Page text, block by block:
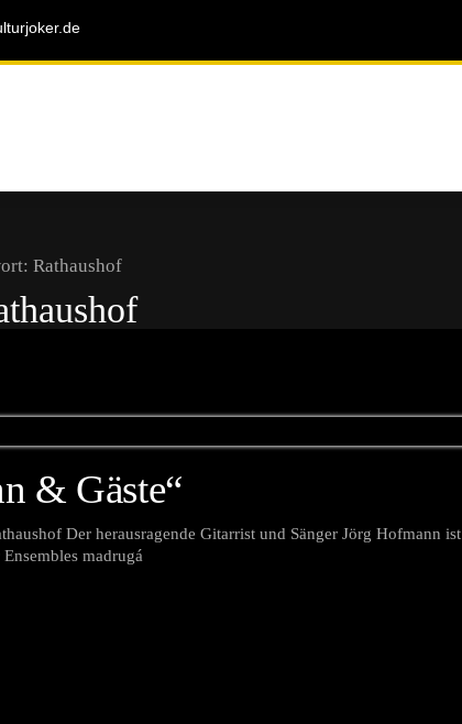
Rathaushof
& Gäste“
Der herausragende Gitarrist und Sänger Jörg Hofmann ist
madrugá